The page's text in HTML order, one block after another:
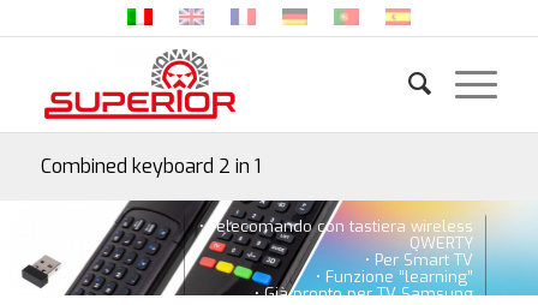
Combined keyboard 2 in 1
• Telecomando con tastiera wireless
QWERTY
• Per Smart TV
• Funzione “learning”
• Già pronto per TV Samsung